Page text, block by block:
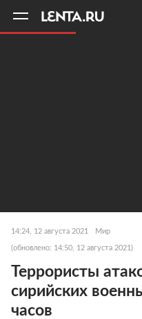
14:24, 12 августа 2021 Мир
(обновлено: 14:50, 12 августа 2021)
Террористы
сирийских
часов